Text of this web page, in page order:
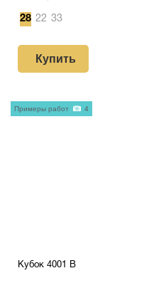
28 22 33
Купить
Кубок 4001 B
Примеры работ 4